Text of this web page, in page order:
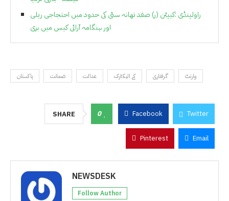
راولپنڈی :کیپٹن (ر) صفد تھانہ سٹی کی حدود میں احتجاجی ریلی
اور ہنگامہ آرائی کیس میں بری
پاکستان ضمانت عدالت کے الیکٹرک گرفتاری وارنٹ
SHARE 0 Facebook Twitter
Pinterest Email
NEWSDESK
Follow Author